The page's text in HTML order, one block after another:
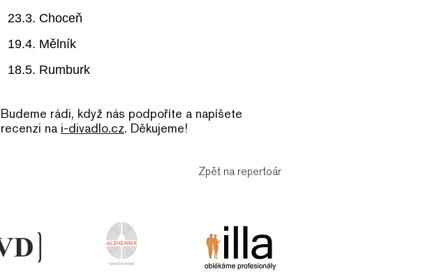
23.3. Choceň
19.4. Mělník
18.5. Rumburk
Budeme rádi, když nás podpoříte a napíšete
recenzi na i-divadlo.cz. Děkujeme!
Zpět na repertoár